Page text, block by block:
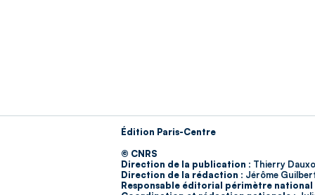
Édition Paris-Centre
© CNRS
Direction de la publication : Thierry
Direction de la rédaction : Jérôme
Responsable éditorial périmètre national